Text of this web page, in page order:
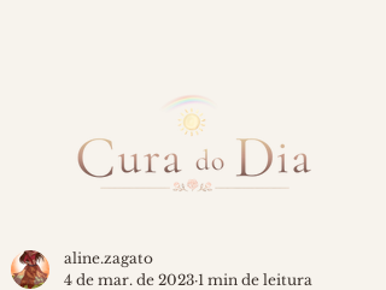
aline.zagato
4 de mar. de 2023 1 min de leitura